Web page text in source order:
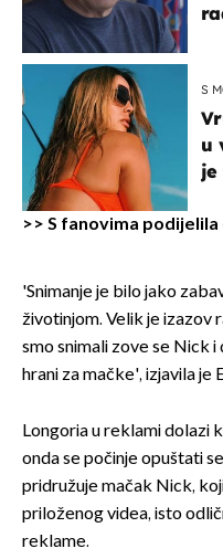
S
u
je
>> S fanovima
'Snimanje je bilo jako
životinjom. Velik je izazov
smo snimali zove se Nick
hrani za mačke', izjavila je
Longoria u reklami dolazi
onda se počinje opuštati
pridružuje mačak Nick,
priloženog videa, isto
reklame.